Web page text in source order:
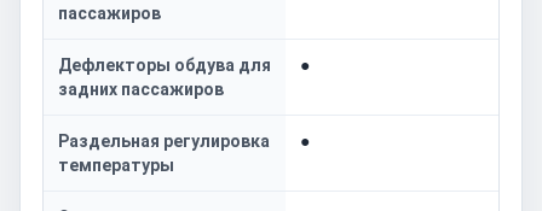
пассажиров
Дефлекторы обдува для
задних пассажиров
●
Раздельная регулировка
температуры
●